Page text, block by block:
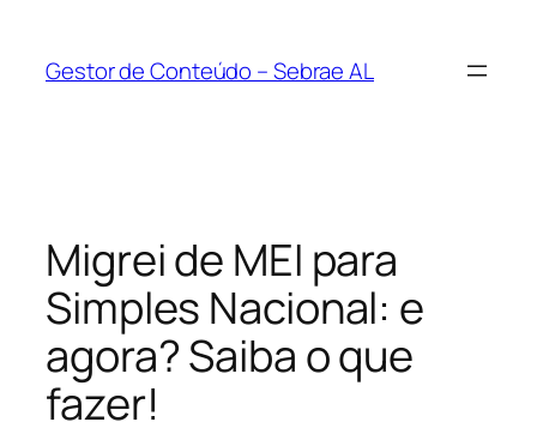
Gestor de Conteúdo – Sebrae AL
Migrei de MEI para
Simples Nacional: e
agora? Saiba o que
fazer!